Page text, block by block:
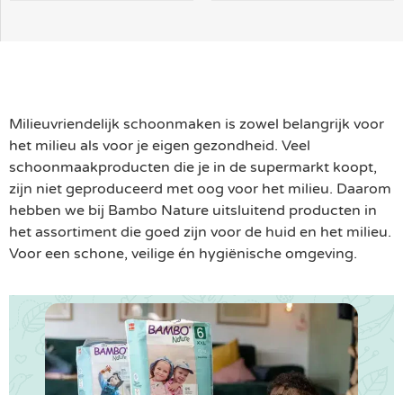
Milieuvriendelijk schoonmaken is zowel belangrijk voor
het milieu als voor je eigen gezondheid. Veel
schoonmaakproducten die je in de supermarkt koopt,
zijn niet geproduceerd met oog voor het milieu. Daarom
hebben we bij Bambo Nature uitsluitend producten in
het assortiment die goed zijn voor de huid en het milieu.
Voor een schone, veilige én hygiënische omgeving.